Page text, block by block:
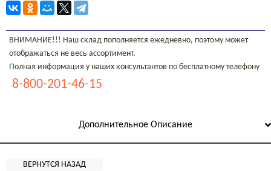
ВНИМАНИЕ!!! Наш склад пополняется ежедневно, поэтому может
отображаться не весь ассортимент.
Полная информация у наших консультантов по бесплатному телефону
8-800-201-46-15
Дополнительное Описание